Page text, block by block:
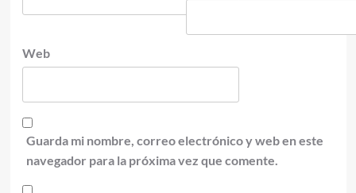
Web
Guarda mi nombre, correo electrónico y web en este
navegador para la próxima vez que comente.